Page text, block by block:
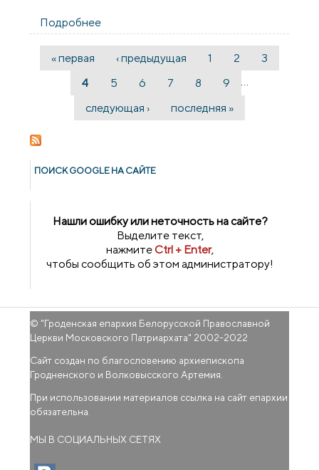
Подробнее
благочиния посетили собрание
«Михайловское» в Щучине
Страницы
« первая ‹ предыдущая 1 2
3
4
5 6 7 8 9
…
следующая ›
последняя »
ПОИСК GOОGLE НА САЙТЕ
Нашли ошибку или неточность на сайте?
Выделите текст,
нажмитеCtrl + Enter,
чтобы сообщить об этом администратору!
© "Гроденская епархия Белорусской Православной
Церкви Московского Патриархата" 2002-2022
Сайт создан по благословению архиепископа
Гродненского и Волковысского Артемия.
При использовании материалов ссылка на сайт епархии
обязательна.
МЫ В СОЦИАЛЬНЫХ СЕТЯХ